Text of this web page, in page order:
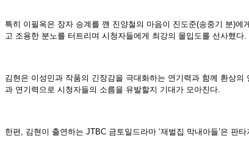
특히 이필옥은 장자 승계를 깬 진양철의 마음이 진도준(송중기 분)
고 조용한 분노를 터트리며 시청자들에게 최강의 몰입도를 선사했다.
김현은 이성민과 작품의 긴장감을 극대화하는 연기력과 함께 환상
과 연기력으로 시청자들의 소름을 유발할지 기대가 모아진다.
한편, 김현이 출연하는 JTBC 금토일드라마 ‘재벌집 막내아들’은 판